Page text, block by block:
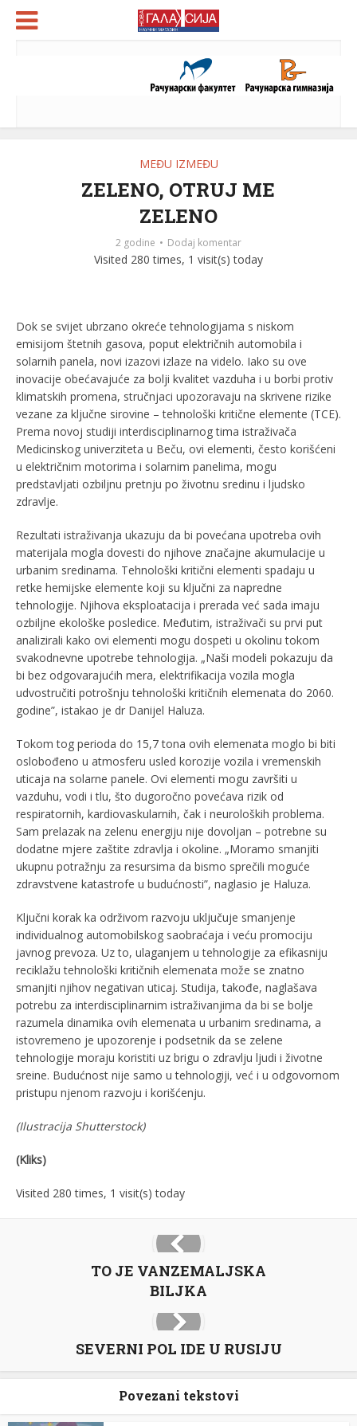
MEĐU IZMEĐU
ZELENO, OTRUJ ME
ZELENO
2 godine Dodaj komentar
Visited 280 times, 1 visit(s) today
Dok se svijet ubrzano okreće tehnologijama s niskom
emisijom štetnih gasova, poput električnih automobila i
solarnih panela, novi izazovi izlaze na videlo. Iako su ove
inovacije obećavajuće za bolji kvalitet vazduha i u borbi protiv
klimatskih promena, stručnjaci upozoravaju na skrivene rizike
vezane za ključne sirovine – tehnološki kritične elemente (TCE).
Prema novoj studiji interdisciplinarnog tima istraživača
Medicinskog univerziteta u Beču, ovi elementi, često korišćeni
u električnim motorima i solarnim panelima, mogu
predstavljati ozbiljnu pretnju po životnu sredinu i ljudsko
zdravlje.
Rezultati istraživanja ukazuju da bi povećana upotreba ovih
materijala mogla dovesti do njihove značajne akumulacije u
urbanim sredinama. Tehnološki kritični elementi spadaju u
retke hemijske elemente koji su ključni za napredne
tehnologije. Njihova eksploatacija i prerada već sada imaju
ozbiljne ekološke posledice. Međutim, istraživači su prvi put
analizirali kako ovi elementi mogu dospeti u okolinu tokom
svakodnevne upotrebe tehnologija. „Naši modeli pokazuju da
bi bez odgovarajućih mera, elektrifikacija vozila mogla
udvostručiti potrošnju tehnološki kritičnih elemenata do 2060.
godine”, istakao je dr Danijel Haluza.
Tokom tog perioda do 15,7 tona ovih elemenata moglo bi biti
oslobođeno u atmosferu usled korozije vozila i vremenskih
uticaja na solarne panele. Ovi elementi mogu završiti u
vazduhu, vodi i tlu, što dugoročno povećava rizik od
respiratornih, kardiovaskularnih, čak i neuroloških problema.
Sam prelazak na zelenu energiju nije dovoljan – potrebne su
dodatne mjere zaštite zdravlja i okoline. „Moramo smanjiti
ukupnu potražnju za resursima da bismo sprečili moguće
zdravstvene katastrofe u budućnosti”, naglasio je Haluza.
Ključni korak ka održivom razvoju uključuje smanjenje
individualnog automobilskog saobraćaja i veću promociju
javnog prevoza. Uz to, ulaganjem u tehnologije za efikasniju
reciklažu tehnološki kritičnih elemenata može se znatno
smanjiti njihov negativan uticaj. Studija, takođe, naglašava
potrebu za interdisciplinarnim istraživanjima da bi se bolje
razumela dinamika ovih elemenata u urbanim sredinama, a
istovremeno je upozorenje i podsetnik da se zelene
tehnologije moraju koristiti uz brigu o zdravlju ljudi i životne
sreine. Budućnost nije samo u tehnologiji, već i u odgovornom
pristupu njenom razvoju i korišćenju.
(Ilustracija Shutterstock)
(Kliks)
Visited 280 times, 1 visit(s) today
TO JE VANZEMALJSKA
BILJKA
SEVERNI POL IDE U RUSIJU
Povezani tekstovi